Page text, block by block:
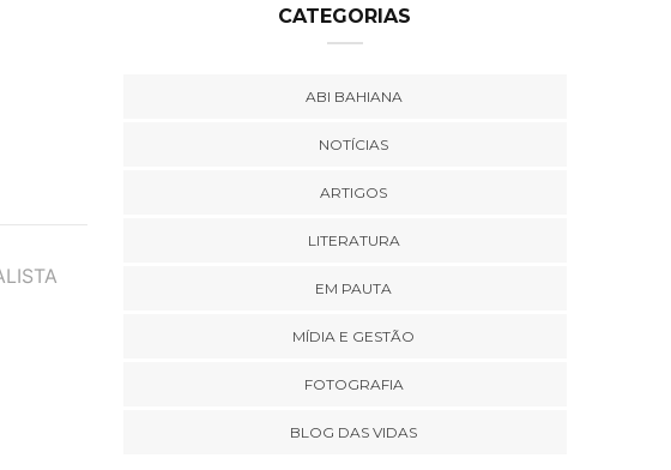
CATEGORIAS
ABI BAHIANA
NOTÍCIAS
ARTIGOS
LITERATURA
EM PAUTA
MÍDIA E GESTÃO
FOTOGRAFIA
BLOG DAS VIDAS